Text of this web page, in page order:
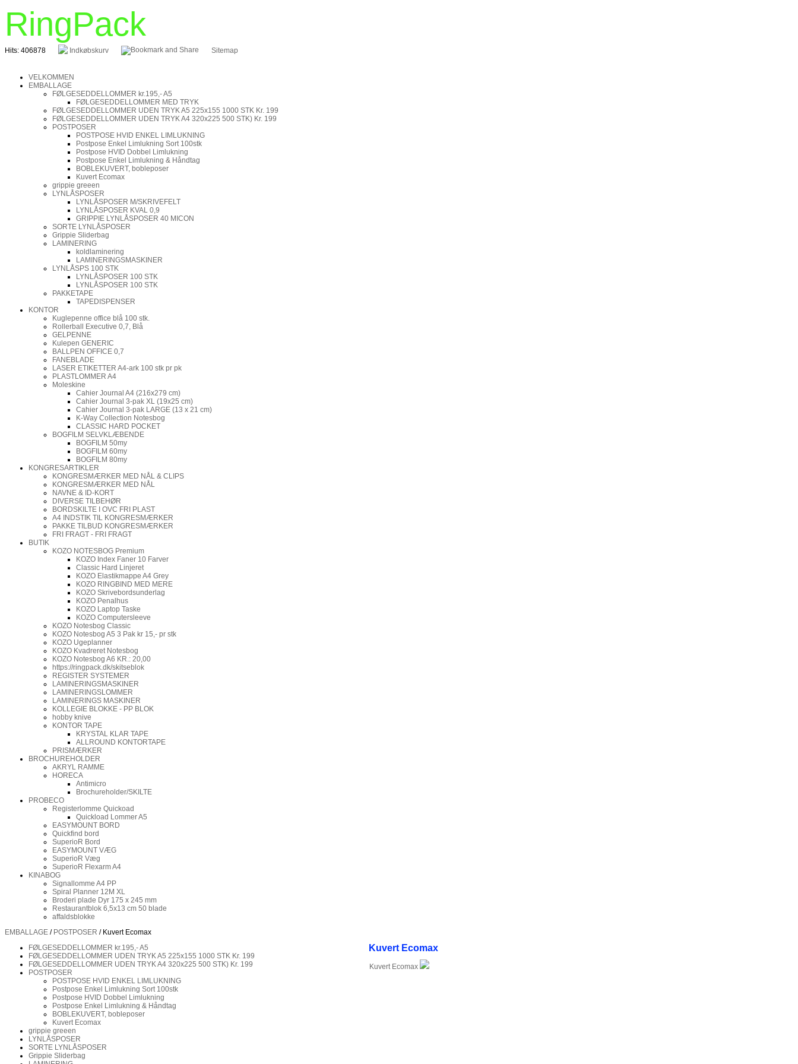
RingPack
Hits: 406878 Indkøbskurv Sitemap
VELKOMMEN
EMBALLAGE
FØLGESEDDELLOMMER kr.195,- A5
FØLGESEDDELLOMMER MED TRYK
FØLGESEDDELLOMMER UDEN TRYK A5 225x155 1000 STK Kr. 199
FØLGESEDDELLOMMER UDEN TRYK A4 320x225 500 STK) Kr. 199
POSTPOSER
POSTPOSE HVID ENKEL LIMLUKNING
Postpose Enkel Limlukning Sort 100stk
Postpose HVID Dobbel Limlukning
Postpose Enkel Limlukning & Håndtag
BOBLEKUVERT, bobleposer
Kuvert Ecomax
grippie greeen
LYNLÅSPOSER
LYNLÅSPOSER M/SKRIVEFELT
LYNLÅSPOSER KVAL 0,9
GRIPPIE LYNLÅSPOSER 40 MICON
SORTE LYNLÅSPOSER
Grippie Sliderbag
LAMINERING
koldlaminering
LAMINERINGSMASKINER
LYNLÅSPS 100 STK
LYNLÅSPOSER 100 STK
LYNLÅSPOSER 100 STK
PAKKETAPE
TAPEDISPENSER
KONTOR
Kuglepenne office blå 100 stk.
Rollerball Executive 0,7, Blå
GELPENNE
Kulepen GENERIC
BALLPEN OFFICE 0,7
FANEBLADE
LASER ETIKETTER A4-ark 100 stk pr pk
PLASTLOMMER A4
Moleskine
Cahier Journal A4 (216x279 cm)
Cahier Journal 3-pak XL (19x25 cm)
Cahier Journal 3-pak LARGE (13 x 21 cm)
K-Way Collection Notesbog
CLASSIC HARD POCKET
BOGFILM SELVKLÆBENDE
BOGFILM 50my
BOGFILM 60my
BOGFILM 80my
KONGRESARTIKLER
KONGRESMÆRKER MED NÅL & CLIPS
KONGRESMÆRKER MED NÅL
NAVNE & ID-KORT
DIVERSE TILBEHØR
BORDSKILTE I OVC FRI PLAST
A4 INDSTIK TIL KONGRESMÆRKER
PAKKE TILBUD KONGRESMÆRKER
FRI FRAGT - FRI FRAGT
BUTIK
KOZO NOTESBOG Premium
KOZO Index Faner 10 Farver
Classic Hard Linjeret
KOZO Elastikmappe A4 Grey
KOZO RINGBIND MED MERE
KOZO Skrivebordsunderlag
KOZO Penalhus
KOZO Laptop Taske
KOZO Computersleeve
KOZO Notesbog Classic
KOZO Notesbog A5 3 Pak kr 15,- pr stk
KOZO Ugeplanner
KOZO Kvadreret Notesbog
KOZO Notesbog A6 KR.: 20,00
https://ringpack.dk/skitseblok
REGISTER SYSTEMER
LAMINERINGSMASKINER
LAMINERINGSLOMMER
LAMINERINGS MASKINER
KOLLEGIE BLOKKE - PP BLOK
hobby knive
KONTOR TAPE
KRYSTAL KLAR TAPE
ALLROUND KONTORTAPE
PRISMÆRKER
BROCHUREHOLDER
AKRYL RAMME
HORECA
Antimicro
Brochureholder/SKILTE
PROBECO
Registerlomme Quickoad
Quickload Lommer A5
EASYMOUNT BORD
Quickfind bord
SuperioR Bord
EASYMOUNT VÆG
SuperioR Væg
SuperioR Flexarm A4
KINABOG
Signallomme A4 PP
Spiral Planner 12M XL
Broderi plade Dyr 175 x 245 mm
Restaurantblok 6,5x13 cm 50 blade
affaldsblokke
EMBALLAGE / POSTPOSER / Kuvert Ecomax
FØLGESEDDELLOMMER kr.195,- A5
FØLGESEDDELLOMMER UDEN TRYK A5 225x155 1000 STK Kr. 199
FØLGESEDDELLOMMER UDEN TRYK A4 320x225 500 STK) Kr. 199
POSTPOSER
POSTPOSE HVID ENKEL LIMLUKNING
Postpose Enkel Limlukning Sort 100stk
Postpose HVID Dobbel Limlukning
Postpose Enkel Limlukning & Håndtag
BOBLEKUVERT, bobleposer
Kuvert Ecomax
grippie greeen
LYNLÅSPOSER
SORTE LYNLÅSPOSER
Grippie Sliderbag
Kuvert Ecomax
Kuvert Ecomax